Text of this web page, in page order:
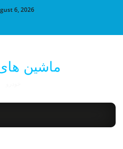
August 6, 2026
ماشین های